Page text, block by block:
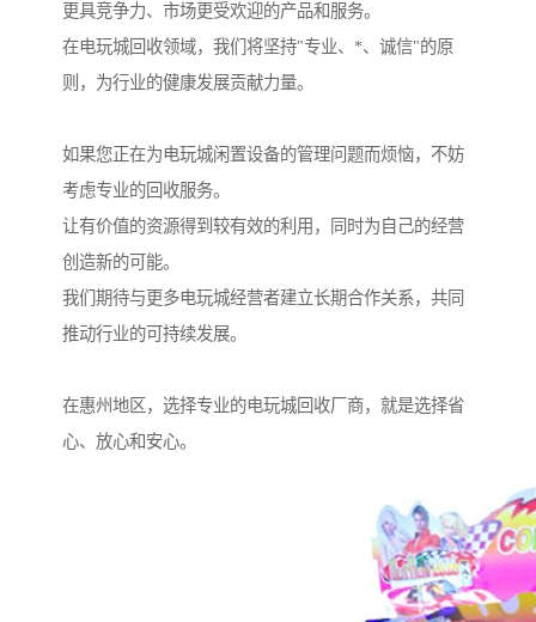
更具竞争力、市场更受欢迎的产品和服务。
在电玩城回收领域，我们将坚持"专业、*、诚信"的原
则，为行业的健康发展贡献力量。
如果您正在为电玩城闲置设备的管理问题而烦恼，不妨
考虑专业的回收服务。
让有价值的资源得到较有效的利用，同时为自己的经营
创造新的可能。
我们期待与更多电玩城经营者建立长期合作关系，共同
推动行业的可持续发展。
在惠州地区，选择专业的电玩城回收厂商，就是选择省
心、放心和安心。